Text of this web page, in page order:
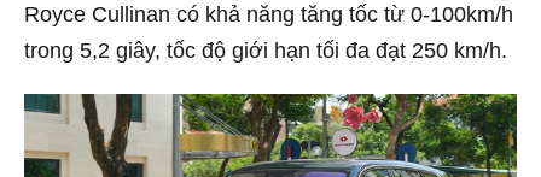
Royce Cullinan có khả năng tăng tốc từ 0-100km/h
trong 5,2 giây, tốc độ giới hạn tối đa đạt 250 km/h.